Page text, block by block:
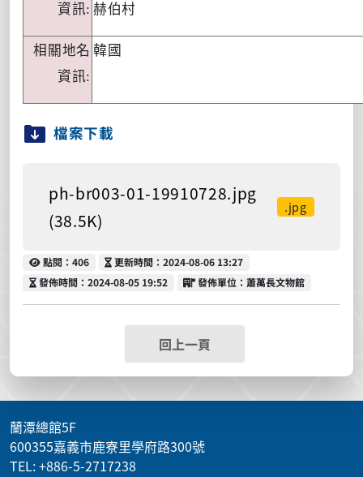
資訊: 赫伯村
相關地名
資訊:
韓國
檔案下載
ph-br003-01-19910728.jpg
(38.5K)
.jpg
點閱
點閱：406 更新時間
更新時間：2024-08-06 13:27
發佈時間
發佈時間：2024-08-05 19:52 發佈單位
發佈單位：蕭萬長文物館
回上一頁
蘭潭總館5F
600355嘉義市鹿寮里學府路300號
TEL: +886-5-2717238